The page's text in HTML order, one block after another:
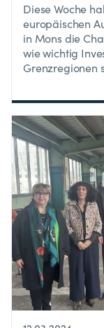
Diese Woche
europäischen
in Mons die
wie wichtig
Grenzregionen